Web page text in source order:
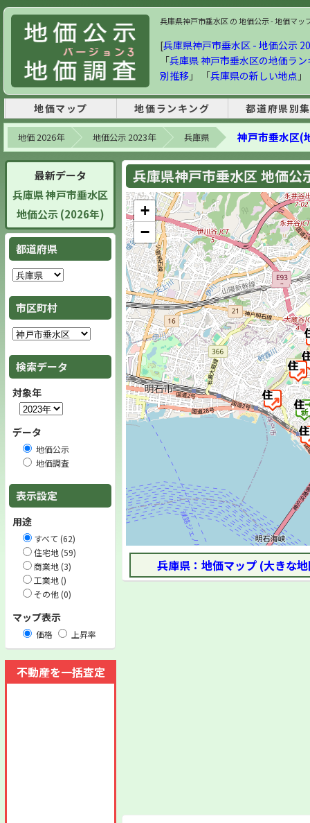
兵庫県神戸市垂水区 の 地価公示 - 地価マッ
[兵庫県神戸市垂水区 - 地価公示
「兵庫県 神戸市垂水区の地価ラ
別推移 」 「兵庫県の新しい地点
地価マップ 地価ランキング 都道府県別
地価 2026年 地価公示 2023年 兵庫県 神戸市垂水区(
最新データ
兵庫県 神戸市垂水区
地価公示 (2026年)
都道府県
市区町村
検索データ
対象年
データ
地価公示
地価調査
表示設定
用途
すべて (62)
住宅地 (59)
商業地 (3)
工業地 ()
その他 (0)
マップ表示
価格 上昇率
不動産を一括査定
兵庫県神戸市垂水区 地価
+
−
兵庫県：地価マップ (大きな